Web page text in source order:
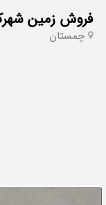
فروش زمین
چمستان